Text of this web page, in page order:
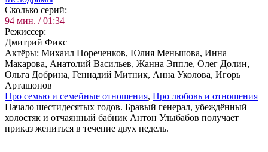
Сколь­ко се­рий:
94 мин. / 01:34
Ре­жис­сер:
Дмитрий Фикс
Ак­тё­ры: Михаил Пореченков, Юлия Меньшова, Инна
Макарова, Анатолий Васильев, Жанна Эппле, Олег Долин,
Ольга Добрина, Геннадий Митник, Анна Уколова, Игорь
Арташонов
Про се­мью и се­мей­ные от­но­ше­ния, Про лю­бовь и от­но­ше­ния
Начало шестидесятых годов. Бравый генерал, убеждённый
холостяк и отчаянный бабник Антон Улыбабов получает
приказ жениться в течение двух недель.